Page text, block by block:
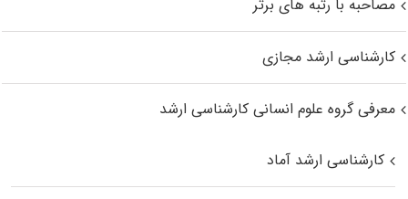
مصاحبه با رتبه های برتر
کارشناسی ارشد مجازی
معرفی گروه علوم انسانی کارشناسی ارشد
کارشناسی ارشد آماد